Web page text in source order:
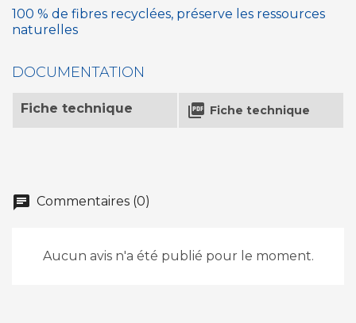
100 % de fibres recyclées, préserve les ressources
naturelles
DOCUMENTATION
Fiche technique  Fiche technique
chat Commentaires (0)
Aucun avis n'a été publié pour le moment.